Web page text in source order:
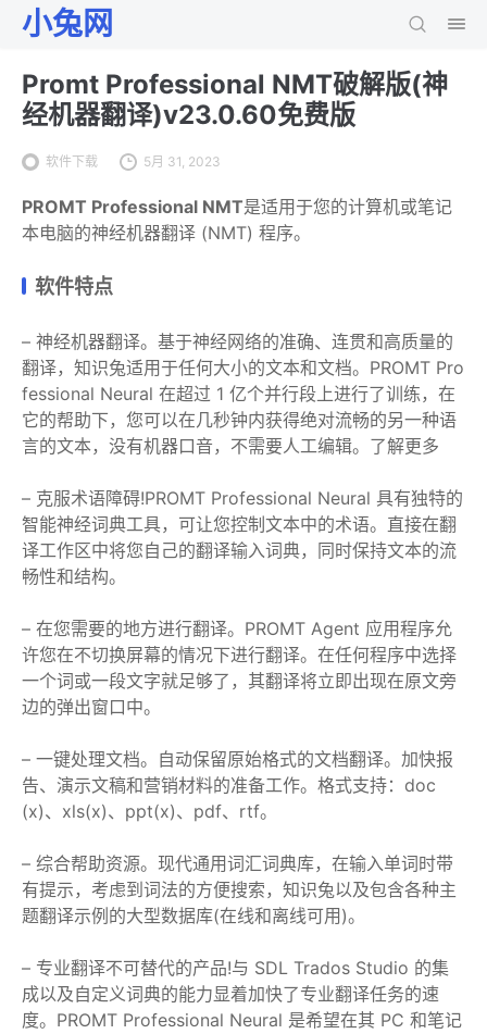
小兔网
Promt Professional NMT破解版(神
经机器翻译)v23.0.60免费版
软件下载 5月 31, 2023
PROMT Professional NMT是适用于您的计算机或笔记
本电脑的神经机器翻译 (NMT) 程序。
软件特点
– 神经机器翻译。基于神经网络的准确、连贯和高质量的
翻译，知识兔适用于任何大小的文本和文档。PROMT Pro
fessional Neural 在超过 1 亿个并行段上进行了训练，在
它的帮助下，您可以在几秒钟内获得绝对流畅的另一种语
言的文本，没有机器口音，不需要人工编辑。了解更多
– 克服术语障碍!PROMT Professional Neural 具有独特的
智能神经词典工具，可让您控制文本中的术语。直接在翻
译工作区中将您自己的翻译输入词典，同时保持文本的流
畅性和结构。
– 在您需要的地方进行翻译。PROMT Agent 应用程序允
许您在不切换屏幕的情况下进行翻译。在任何程序中选择
一个词或一段文字就足够了，其翻译将立即出现在原文旁
边的弹出窗口中。
– 一键处理文档。自动保留原始格式的文档翻译。加快报
告、演示文稿和营销材料的准备工作。格式支持：doc
(x)、xls(x)、ppt(x)、pdf、rtf。
– 综合帮助资源。现代通用词汇词典库，在输入单词时带
有提示，考虑到词法的方便搜索，知识兔以及包含各种主
题翻译示例的大型数据库(在线和离线可用)。
– 专业翻译不可替代的产品!与 SDL Trados Studio 的集
成以及自定义词典的能力显着加快了专业翻译任务的速
度。PROMT Professional Neural 是希望在其 PC 和笔记